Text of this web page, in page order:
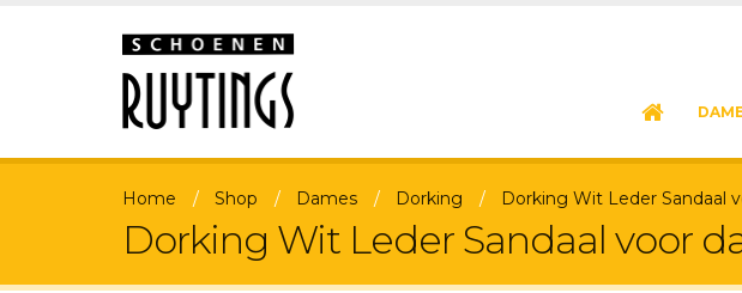
Home Shop Dames Dorking Dorking Wit Leder Sandaal
Dorking Wit Leder Sandaal voor